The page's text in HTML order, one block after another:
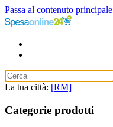
Passa al contenuto principale
La tua città: [RM]
Categorie prodotti